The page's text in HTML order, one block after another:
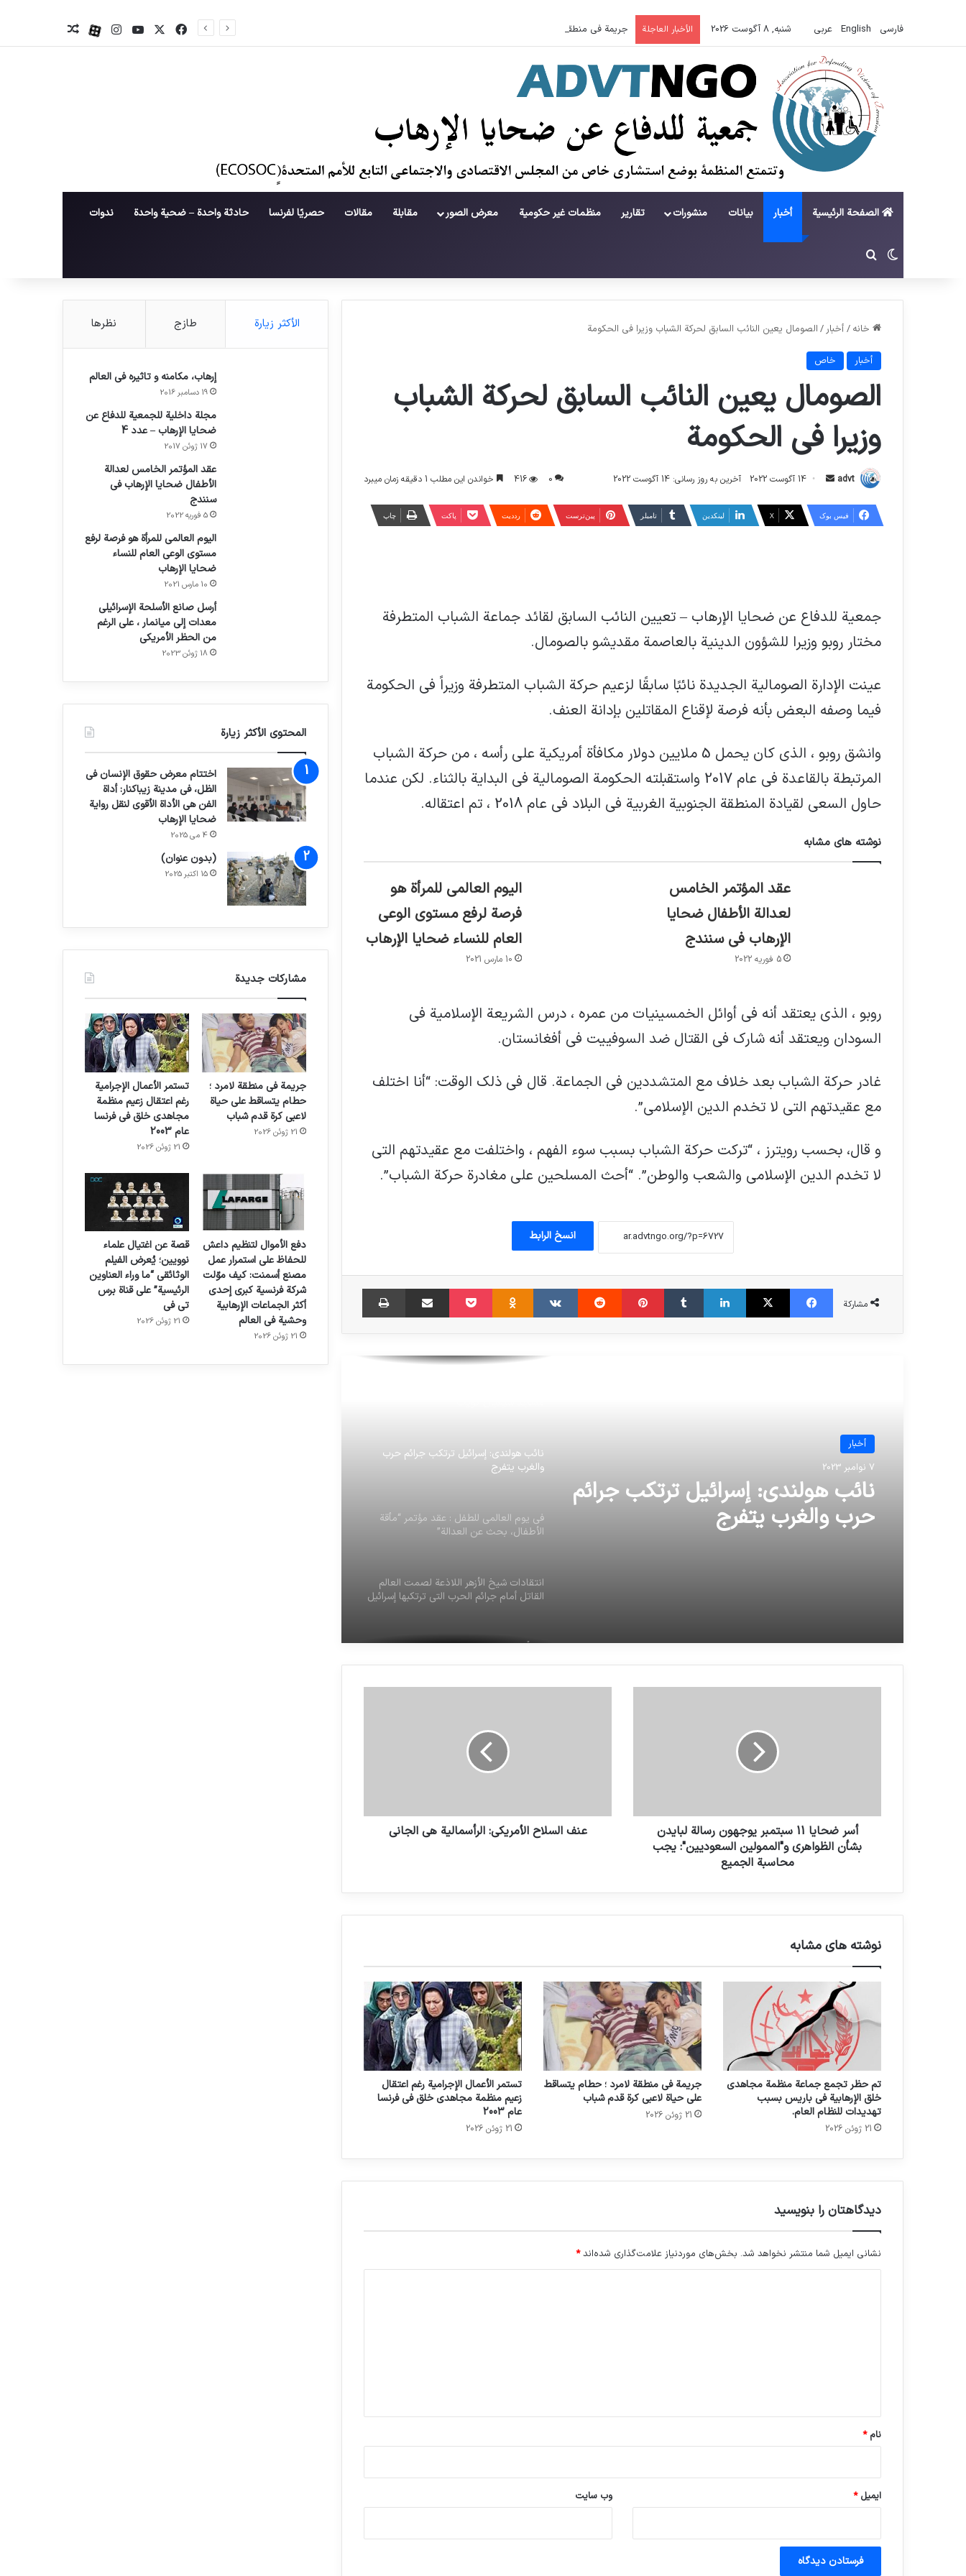
فارسی English عربي شنبه, 8 آگوست 2026 الأخبار العاجلة جريمة في منطقة لامرد ؛ حطام يتساقط على حياة لاعبي كرة قدم شباب فیس بوکیوتیوباینستاگرام
آپاراتنوشته تصادفی
الصفحة الرئيسية أخبار بيانات منشورات تقارير منظمات غير حكومية معرض الصور مقابلة مقالات حصريًا لفرنسا حادثة واحدة – ضحية واحدة ندوات
تغییر پوسته
جستجو برای
خانه / أخبار / الصومال يعين النائب السابق لحركة الشباب وزيرا في الحكومة
أخبار خاص
الصومال يعين النائب السابق لحركة الشباب
وزيرا في الحكومة
advt ارسال
14 آگوست 2022 آخرین به روز رسانی: 14 آگوست 2022 0
416 خواندن این مطلب 1 دقیقه زمان میبرد
فیس بوک X لینکدین ‫تامبلر ‫پین‌ترست ‫رددیت پاکت چاپ
جمعية للدفاع عن ضحايا الإرهاب – تعيين النائب السابق لقائد جماعة الشباب المتطرفة
مختار روبو وزيرا للشؤون الدينية بالعاصمة مقديشو بالصومال.
عينت الإدارة الصومالية الجديدة نائبًا سابقًا لزعيم حركة الشباب المتطرفة وزيراً في الحكومة
فيما وصفه البعض بأنه فرصة لإقناع المقاتلين بإدانة العنف.
وانشق روبو ، الذي كان يحمل 5 ملايين دولار مكافأة أمريكية على رأسه ، من حركة الشباب
المرتبطة بالقاعدة في عام 2017 واستقبلته الحكومة الصومالية في البداية بالثناء. لكن عندما
حاول السعي لقيادة المنطقة الجنوبية الغربية في البلاد في عام 2018 ، تم اعتقاله.
نوشته های مشابه
عقد المؤتمر الخامس
لعدالة الأطفال ضحايا
الإرهاب في سنندج
5 فوریه 2022
اليوم العالمي للمرأة هو
فرصة لرفع مستوى الوعي
العام للنساء ضحايا الإرهاب
10 مارس 2021
روبو ، الذي يعتقد أنه في أوائل الخمسينيات من عمره ، درس الشريعة الإسلامية في
السودان ويعتقد أنه شارك في القتال ضد السوفييت في أفغانستان.
غادر حركة الشباب بعد خلاف مع المتشددين في الجماعة. قال في ذلك الوقت: “أنا اختلف
مع عقيدتهم التي لا تخدم الدين الإسلامي”.
و قال، بحسب رويترز ، “تركت حركة الشباب بسبب سوء الفهم ، واختلفت مع عقيدتهم التي
لا تخدم الدين الإسلامي والشعب والوطن”. “أحث المسلحين على مغادرة حركة الشباب”.
انسخ الرابط
مشاركة
فیس بوک X لینکدین ‫تامبلر ‫پین‌ترست ‫رددیت ‫VKontakte
‫Odnoklassniki
پاکت اشتراک گذاری از طریق ایمیل چاپ
أخبار
7 نوامبر 2023
نائب هولندي: إسرائيل ترتكب جرائم
حرب والغرب يتفرج
والغرب يتفرج
الأطفال، بحث عن العدالة”
الإسرائيليين
نائب هولندي: إسرائيل ترتكب جرائم حرب
والغرب يتفرج
في يوم العالمي للطفل : عقد مؤتمر “مأقة
الأطفال، بحث عن العدالة”
انتقادات شيخ الأزهر اللاذعة لصمت العالم
القاتل أمام جرائم الحرب التي ترتكبها إسرائيل
إذلالٌ على الطريقة اليابانية للسياح
الإسرائيليين
الإنساني التابعون للأمم المتحدة
نائب هولندي: إسرائيل ترتكب جرائم حرب
انتقادات شيخ الأزهر اللاذعة لصمت العالم
القاتل أمام جرائم الحرب التي ترتكبها إسرائيل
إذلالٌ على الطريقة اليابانية للسياح
الإسرائيليين
أسر ضحايا 11 سبتمبر يوجهون رسالة لبايدن
بشأن الظواهري و"الممولين السعوديين": يجب
محاسبة الجميع
عنف السلاح الأمريكي: الرأسمالية هي الجاني
نوشته های مشابه
تم حظر تجمع جماعة منظمة مجاهدي
خلق الإرهابية في باريس بسبب
تهديدات للنظام العام.
21 ژوئن 2026
جريمة في منطقة لامرد ؛ حطام يتساقط
على حياة لاعبي كرة قدم شباب
21 ژوئن 2026
تستمر الأعمال الإجرامية رغم اعتقال
زعيم منظمة مجاهدي خلق في فرنسا
عام 2003
21 ژوئن 2026
دیدگاهتان را بنویسید
نشانی ایمیل شما منتشر نخواهد شد. بخش‌های موردنیاز علامت‌گذاری شده‌اند*
نام*
ایمیل* وب‌ سایت
الأكثر زيارة طازج نظرها
إرهاب، مكامنه و تاثيره في العالم
19 دسامبر 2016
مجلة داخلية للجمعية للدفاع عن
ضحايا الإرهاب – عدد 4
17 ژوئن 2017
عقد المؤتمر الخامس لعدالة
الأطفال ضحايا الإرهاب في
سنندج
5 فوریه 2022
اليوم العالمي للمرأة هو فرصة لرفع
مستوى الوعي العام للنساء
ضحايا الإرهاب
10 مارس 2021
أرسل صانع الأسلحة الإسرائيلي
معدات إلى ميانمار ، على الرغم
من الحظر الأمريكي
18 ژوئن 2023
المحتوى الأكثر زيارة
اختتام معرض حقوق الإنسان في
الظل، في مدينة زيباكنار: أداة
الفن هي الأداة الأقوى لنقل رواية
ضحايا الإرهاب
4 می 2025
(بدون عنوان)
15 اکتبر 2025
مشاركات جديدة
جريمة في منطقة لامرد ؛
حطام يتساقط على حياة
لاعبي كرة قدم شباب
21 ژوئن 2026
تستمر الأعمال الإجرامية
رغم اعتقال زعيم منظمة
مجاهدي خلق في فرنسا
عام 2003
21 ژوئن 2026
دفع الأموال لتنظيم داعش
للحفاظ على استمرار عمل
مصنع أسمنت: كيف موّلت
شركة فرنسية كبرى إحدى
أكثر الجماعات الإرهابية
وحشية في العالم
21 ژوئن 2026
قصة عن اغتيال علماء
نوويين؛ يُعرض الفيلم
الوثائقي “ما وراء العناوين
الرئيسية” على قناة برس
تي في
21 ژوئن 2026